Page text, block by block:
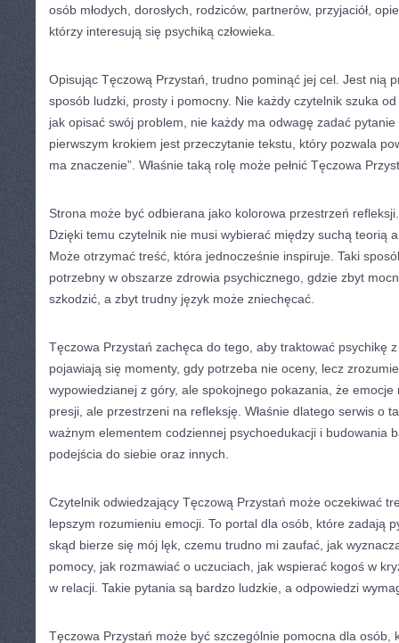
osób młodych, dorosłych, rodziców, partnerów, przyjaciół,
którzy interesują się psychiką człowieka.
Opisując Tęczową Przystań, trudno pominąć jej cel. Jest nią
sposób ludzki, prosty i pomocny. Nie każdy czytelnik szuka
jak opisać swój problem, nie każdy ma odwagę zadać
pierwszym krokiem jest przeczytanie tekstu, który pozwala
ma znaczenie”. Właśnie taką rolę może pełnić Tęczowa
Strona może być odbierana jako kolorowa przestrzeń
Dzięki temu czytelnik nie musi wybierać między suchą teorią
Może otrzymać treść, która jednocześnie inspiruje. Taki
potrzebny w obszarze zdrowia psychicznego, gdzie zbyt
szkodzić, a zbyt trudny język może zniechęcać.
Tęczowa Przystań zachęca do tego, aby traktować psychikę
pojawiają się momenty, gdy potrzeba nie oceny, lecz
wypowiedzianej z góry, ale spokojnego pokazania, że emocje
presji, ale przestrzeni na refleksję. Właśnie dlatego serwis o
ważnym elementem codziennej psychoedukacji i budowania
podejścia do siebie oraz innych.
Czytelnik odwiedzający Tęczową Przystań może oczekiwać
lepszym rozumieniu emocji. To portal dla osób, które zadają
skąd bierze się mój lęk, czemu trudno mi zaufać, jak
pomocy, jak rozmawiać o uczuciach, jak wspierać kogoś w
w relacji. Takie pytania są bardzo ludzkie, a odpowiedzi
Tęczowa Przystań może być szczególnie pomocna dla osób,